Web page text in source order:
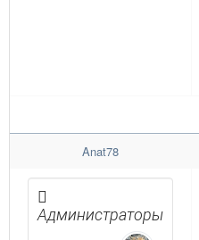
Anat78
Администраторы